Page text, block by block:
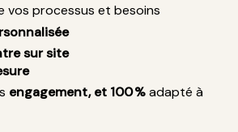
vos processus et besoins
sur site
engagement, et 100 %adapté à